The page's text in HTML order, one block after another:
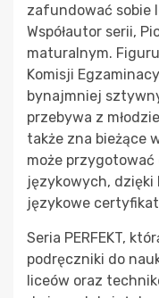
zafundować sobie
Współautor serii,
maturalnym.
Komisji
bynajmniej
przebywa z
także zna bieżące
może
językowych, dzięki
językowe
Seria PERFEKT,
podręczniki do
liceów oraz